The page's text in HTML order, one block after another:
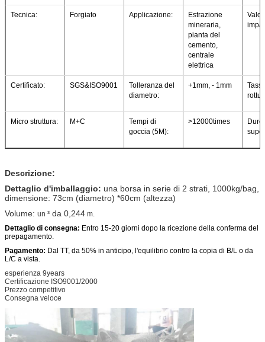
Tecnica: Forgiato Applicazione:
Estrazione
mineraria,
pianta del
cemento,
centrale
elettrica
Certificato: SGS&ISO9001
Tolleranza del
diametro:
+1mm, - 1mm
Micro struttura: M+C
Tempi di
goccia (5M):
>12000times
Descrizione:
Dettaglio d'imballaggio: una borsa in serie di 2 strati, 1000kg/bag,
dimensione: 73cm (diametro) *60cm (altezza)
Volume: un ³ da 0,244 m.
Dettaglio di consegna: Entro 15-20 giorni dopo la ricezione della conferma del
prepagamento.
Pagamento: Dal TT, da 50% in anticipo, l'equilibrio contro la copia di B/L o da
L/C a vista.
esperienza 9years
Certificazione ISO9001/2000
Prezzo competitivo
Consegna veloce